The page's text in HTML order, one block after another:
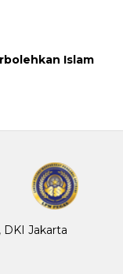
Islam
DKI Jakarta